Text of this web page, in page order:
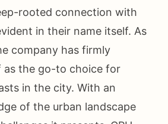
rooted connection with
in their name itself. As
company has firmly
as the go-to choice for
in the city. With an
of the urban landscape